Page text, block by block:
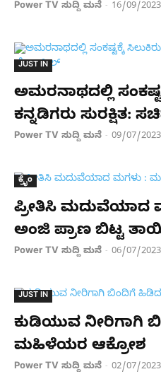
Power TV ಸುದ್ದಿ ಮನೆ - 16/09/2023
JUST IN
ಅಮರನಾಥದಲ್ಲಿ
ಕನ್ನಡಿಗರು
Power TV ಸುದ್ದಿ ಮನೆ - 09/07/2023
ಕ್ರೈಂ
ಪ್ರೀತಿಸಿ
ಅಂಜಿ ಪ್ರಾಣ ಬಿಟ್ಟ
Power TV ಸುದ್ದಿ ಮನೆ - 06/07/2023
JUST IN
ಕುಡಿಯುವ ನೀರಿಗಾಗಿ
ಮಹಿಳೆಯರ ಆಕ್ರೋಶ
Power TV ಸುದ್ದಿ ಮನೆ - 02/07/2023